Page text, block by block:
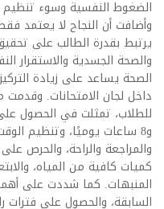
الضغوط النفسية وسوء تنظيم
وأضافت أن النجاح لا يعتمد
يرتبط بقدرة الطالب على
والصحة الجسدية والاستقرار
الصحة يساعد على زيادة
داخل لجان الامتحانات.
و8 ساعات يوميًا، وتنظيم
والمراجعة والراحة، والحرص
كميات كافية من المياه،
المنبهات. كما شددت على
السابقة، والحصول على فترات